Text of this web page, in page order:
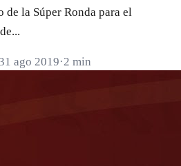
la Súper Ronda para el
ago 2019·2 min